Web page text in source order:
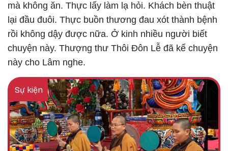
mà không ăn. Thực lấy làm lạ hỏi. Khách bèn thuật
lại đầu đuôi. Thực buồn thương đau xót thành bệnh
rồi không dậy được nữa. Ở kinh nhiều người biết
chuyện này. Thượng thư Thôi Đôn Lễ đã kể chuyện
này cho Lâm nghe.
Sự kiện